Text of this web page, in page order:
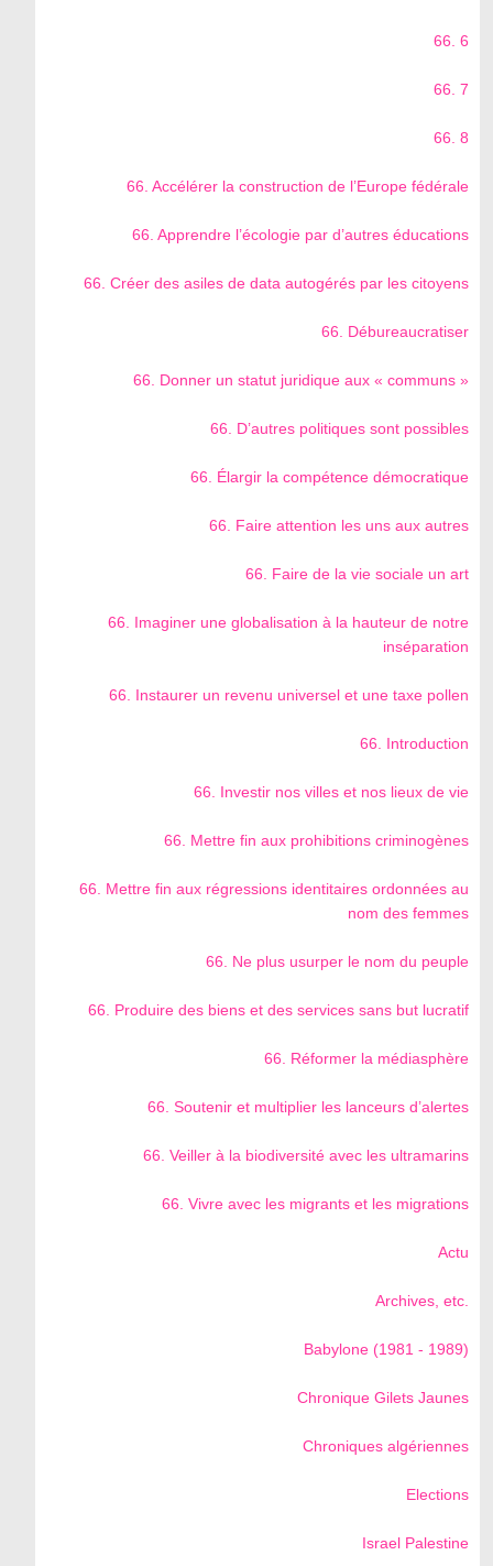
66. 6
66. 7
66. 8
66. Accélérer la construction de l’Europe fédérale
66. Apprendre l’écologie par d’autres éducations
66. Créer des asiles de data autogérés par les citoyens
66. Débureaucratiser
66. Donner un statut juridique aux « communs »
66. D’autres politiques sont possibles
66. Élargir la compétence démocratique
66. Faire attention les uns aux autres
66. Faire de la vie sociale un art
66. Imaginer une globalisation à la hauteur de notre
inséparation
66. Instaurer un revenu universel et une taxe pollen
66. Introduction
66. Investir nos villes et nos lieux de vie
66. Mettre fin aux prohibitions criminogènes
66. Mettre fin aux régressions identitaires ordonnées au
nom des femmes
66. Ne plus usurper le nom du peuple
66. Produire des biens et des services sans but lucratif
66. Réformer la médiasphère
66. Soutenir et multiplier les lanceurs d’alertes
66. Veiller à la biodiversité avec les ultramarins
66. Vivre avec les migrants et les migrations
Actu
Archives, etc.
Babylone (1981 - 1989)
Chronique Gilets Jaunes
Chroniques algériennes
Elections
Israel Palestine